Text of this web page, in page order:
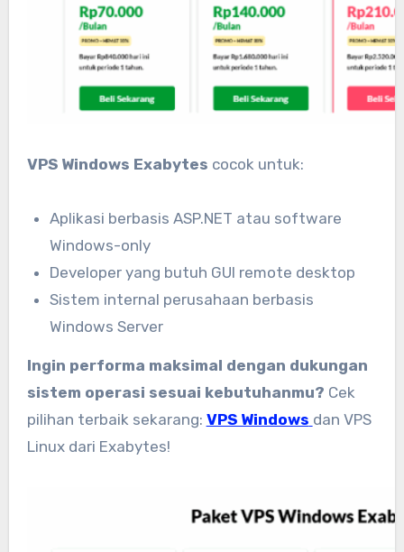
VPS Windows Exabytes cocok untuk:
Aplikasi berbasis ASP.NET atau software
Windows-only
Developer yang butuh GUI remote desktop
Sistem internal perusahaan berbasis
Windows Server
Ingin performa maksimal dengan dukungan
sistem operasi sesuai kebutuhanmu? Cek
pilihan terbaik sekarang: VPS Windows dan VPS
Linux dari Exabytes!